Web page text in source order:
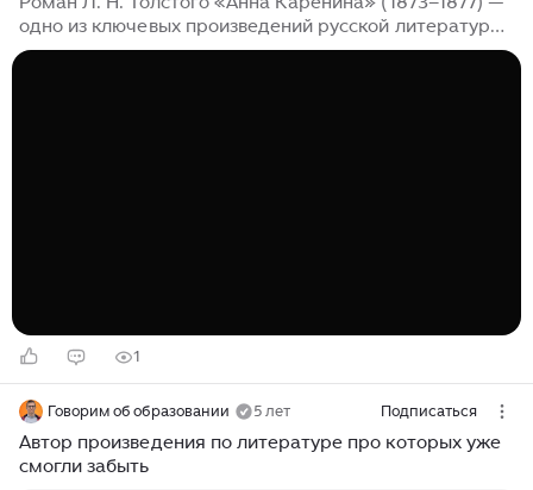
одно из ключевых произведений русской литературы,
оказавшее глубокое влияние на мировую культуру.
1
Говорим об образовании 5 лет Подписаться
Автор произведения по литературе про которых уже
смогли забыть